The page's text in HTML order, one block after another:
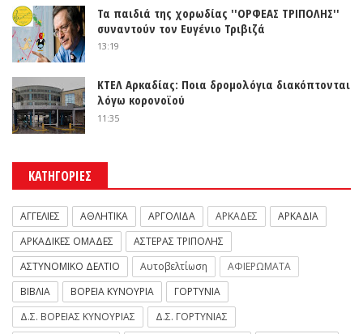
Τα παιδιά της χορωδίας ''ΟΡΦΕΑΣ ΤΡΙΠΟΛΗΣ''
συναντούν τον Ευγένιο Τριβιζά
13:19
ΚΤΕΛ Αρκαδίας: Ποια δρομολόγια διακόπτονται
λόγω κορονοϊού
11:35
ΚΑΤΗΓΟΡΙΕΣ
ΑΓΓΕΛΙΕΣ ΑΘΛΗΤΙΚΑ ΑΡΓΟΛΙΔΑ ΑΡΚΑΔΕΣ
ΑΡΚΑΔΙΑ
ΑΡΚΑΔΙΚΕΣ ΟΜΑΔΕΣ
ΑΣΤΕΡΑΣ ΤΡΙΠΟΛΗΣ
ΑΣΤΥΝΟΜΙΚΟ ΔΕΛΤΙΟ
Αυτοβελτίωση
ΑΦΙΕΡΩΜΑΤΑ
ΒΙΒΛΙΑ
ΒΟΡΕΙΑ ΚΥΝΟΥΡΙΑ
ΓΟΡΤΥΝΙΑ
Δ.Σ. ΒΟΡΕΙΑΣ ΚΥΝΟΥΡΙΑΣ
Δ.Σ. ΓΟΡΤΥΝΙΑΣ